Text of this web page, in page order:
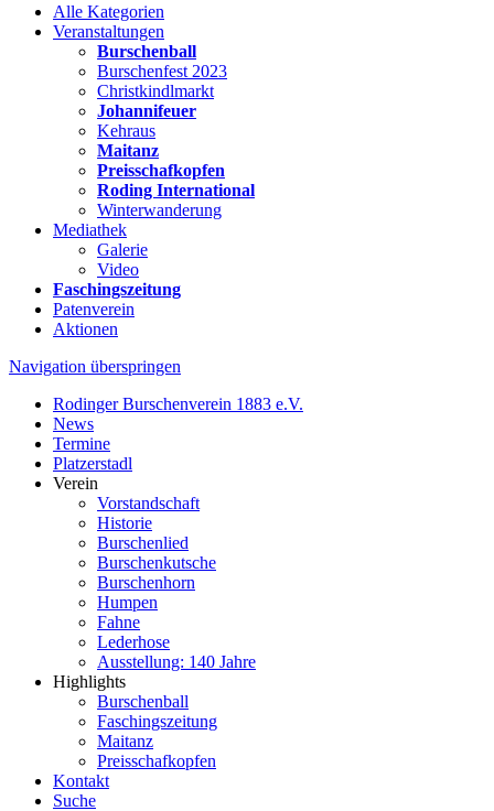
Alle Kategorien
Veranstaltungen
Burschenball
Burschenfest 2023
Christkindlmarkt
Johannifeuer
Kehraus
Maitanz
Preisschafkopfen
Roding International
Winterwanderung
Mediathek
Galerie
Video
Faschingszeitung
Patenverein
Aktionen
Navigation überspringen
Rodinger Burschenverein 1883 e.V.
News
Termine
Platzerstadl
Verein
Vorstandschaft
Historie
Burschenlied
Burschenkutsche
Burschenhorn
Humpen
Fahne
Lederhose
Ausstellung: 140 Jahre
Highlights
Burschenball
Faschingszeitung
Maitanz
Preisschafkopfen
Kontakt
Suche